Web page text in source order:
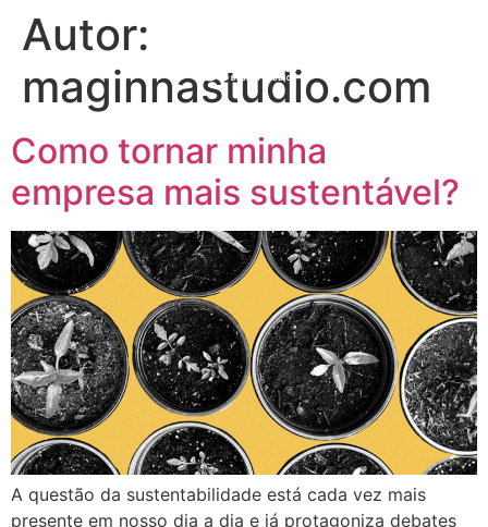
Autor:
maginnastudio.com
Como tornar minha
empresa mais sustentável?
A questão da sustentabilidade está cada vez mais
presente em nosso dia a dia e já protagoniza debates